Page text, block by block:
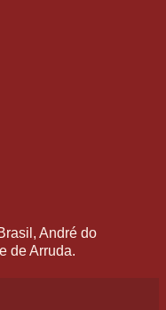
André do
de Arruda.